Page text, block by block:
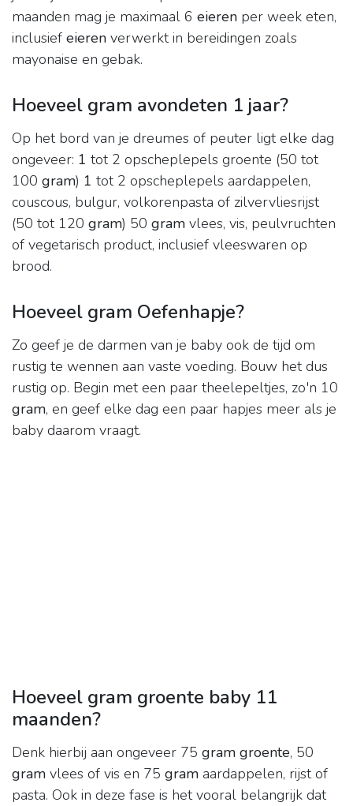
maanden mag je maximaal 6 eieren per week eten,
inclusief eieren verwerkt in bereidingen zoals
mayonaise en gebak.
Hoeveel gram avondeten 1 jaar?
Op het bord van je dreumes of peuter ligt elke dag
ongeveer: 1 tot 2 opscheplepels groente (50 tot
100 gram) 1 tot 2 opscheplepels aardappelen,
couscous, bulgur, volkorenpasta of zilvervliesrijst
(50 tot 120 gram) 50 gram vlees, vis, peulvruchten
of vegetarisch product, inclusief vleeswaren op
brood.
Hoeveel gram Oefenhapje?
Zo geef je de darmen van je baby ook de tijd om
rustig te wennen aan vaste voeding. Bouw het dus
rustig op. Begin met een paar theelepeltjes, zo'n 10
gram, en geef elke dag een paar hapjes meer als je
baby daarom vraagt.
Hoeveel gram groente baby 11
maanden?
Denk hierbij aan ongeveer 75 gram groente, 50
gram vlees of vis en 75 gram aardappelen, rijst of
pasta. Ook in deze fase is het vooral belangrijk dat